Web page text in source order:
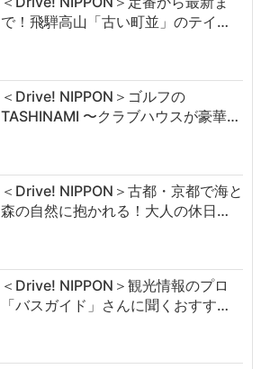
で！飛騨高山「古い町並」のテイ…
＜Drive! NIPPON＞ゴルフの
TASHINAMI 〜クラブハウスが豪華…
＜Drive! NIPPON＞古都・京都で海と
森の自然に抱かれる！大人の休日…
＜Drive! NIPPON＞観光情報のプロ
「バスガイド」さんに聞くおすす…